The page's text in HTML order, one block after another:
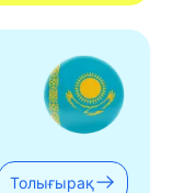
Толығырақ